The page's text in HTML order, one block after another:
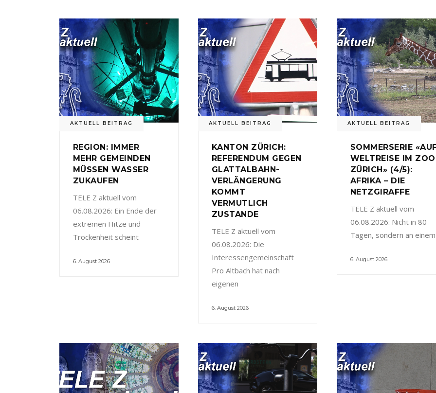
AKTUELL BEITRAG
REGION: IMMER
MEHR GEMEINDEN
MÜSSEN WASSER
ZUKAUFEN
TELE Z aktuell vom
06.08.2026: Ein Ende der
extremen Hitze und
Trockenheit scheint
6. August 2026
AKTUELL BEITRAG
KANTON ZÜRICH:
REFERENDUM GEGEN
GLATTALBAHN-
VERLÄNGERUNG
KOMMT
VERMUTLICH
ZUSTANDE
TELE Z aktuell vom
06.08.2026: Die
Interessengemeinschaft
Pro Altbach hat nach
eigenen
6. August 2026
AKTUELL BEITRAG
SOMMERSERIE
WELTREISE IM ZOO
ZÜRICH» (4/5):
AFRIKA – DIE
NETZGIRAFFE
TELE Z aktuell vom
06.08.2026: Nicht in 80
Tagen, sondern an einem
6. August 2026